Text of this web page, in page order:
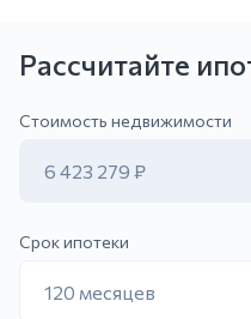
Рассчитайте
Стоимость недвижимости
6 423 279 ₽
Срок ипотеки
120 месяцев